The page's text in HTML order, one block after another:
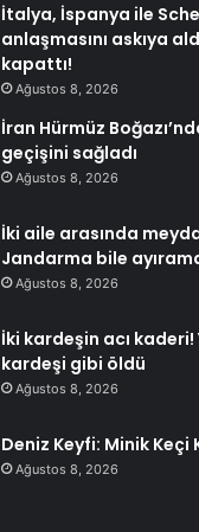
İtalya, İspanya ile
anlaşmasını askıya
kapattı!
Ağustos 8, 2026
İran Hürmüz
geçişini sağladı
Ağustos 8, 2026
İki aile arasında
Jandarma bile
Ağustos 8, 2026
İki kardeşin acı kaderi!
kardeşi gibi öldü
Ağustos 8, 2026
Deniz Keyfi: Minik Keçi
Ağustos 8, 2026